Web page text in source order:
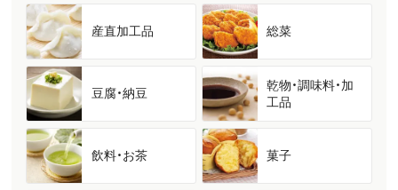
産直加工品 総菜
豆腐・納豆
乾物・調味料・加
工品
飲料・お茶 菓子